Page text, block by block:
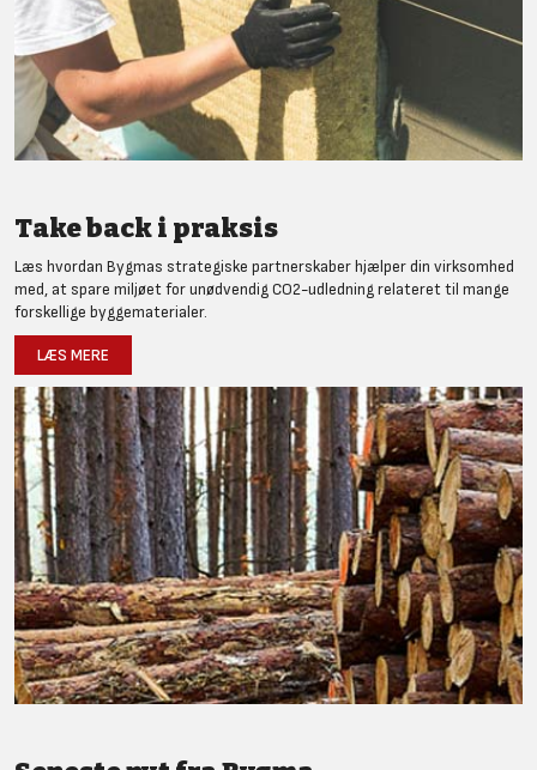
Take back i praksis
Læs hvordan Bygmas strategiske partnerskaber hjælper din virksomhed
med, at spare miljøet for unødvendig CO2-udledning relateret til mange
forskellige byggematerialer.
LÆS MERE